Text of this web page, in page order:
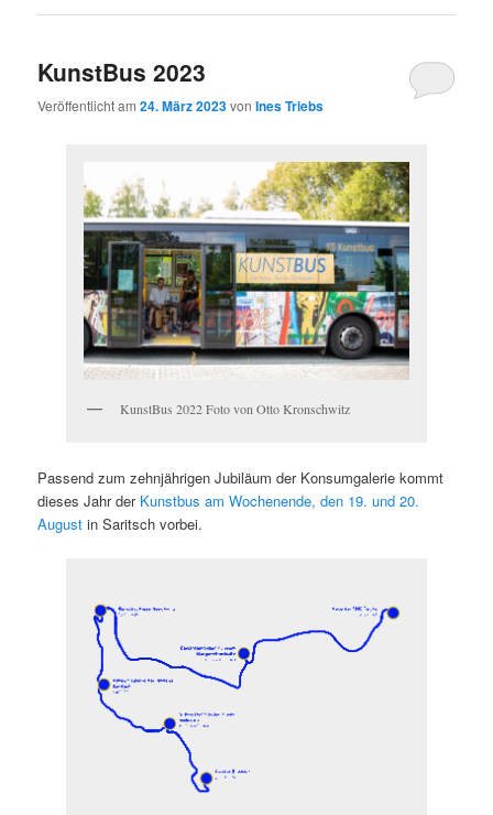
KunstBus 2023
Veröffentlicht am24. März 2023vonInes Triebs
KunstBus 2022 Foto von Otto Kronschwitz
Passend zum zehnjährigen Jubiläum der Konsumgalerie kommt
dieses Jahr der Kunstbus am Wochenende, den 19. und 20.
August in Saritsch vorbei.